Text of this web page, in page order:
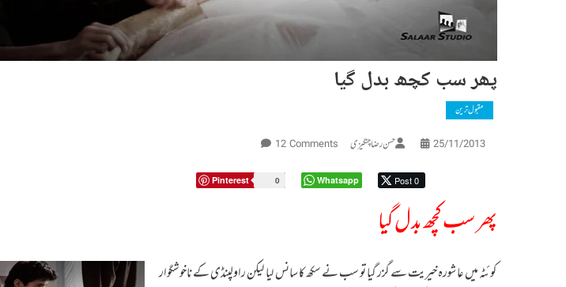
پھر سب کچھ بدل گیا
مقبول ترین
25/11/2013 حسن رضا چنگیزی 12 Comments
On
سبPinterest 0 Whatsapp Post 0
پھر سب کچھ بدل گیا
کوئٹہ میں عاشورہ خیریت سے گزر گیا تو سب نے سکھ کا سانس لیا لیکن راولپنڈی کے ناخوشگوار